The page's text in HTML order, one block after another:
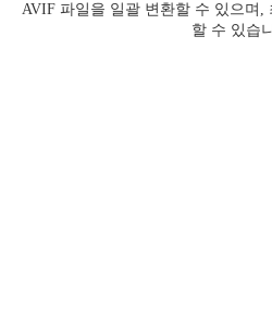
AVIF 파일을 일괄 변환할 수 있으며,
할 수 있습